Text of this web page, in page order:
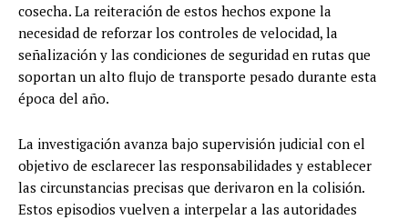
cosecha. La reiteración de estos hechos expone la
necesidad de reforzar los controles de velocidad, la
señalización y las condiciones de seguridad en rutas que
soportan un alto flujo de transporte pesado durante esta
época del año.
La investigación avanza bajo supervisión judicial con el
objetivo de esclarecer las responsabilidades y establecer
las circunstancias precisas que derivaron en la colisión.
Estos episodios vuelven a interpelar a las autoridades